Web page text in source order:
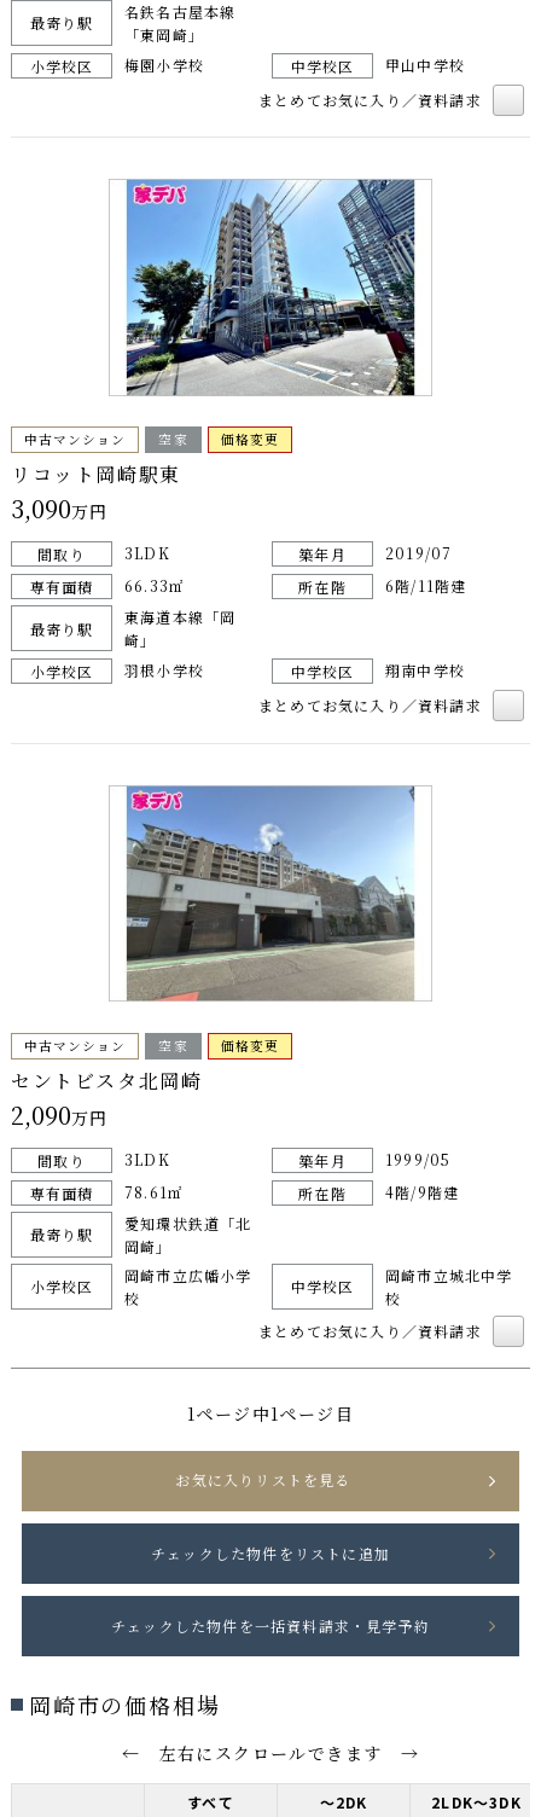
最寄り駅
名鉄名古屋本線
「東岡崎」
小学校区
梅園小学校 中学校区
甲山中学校
まとめてお気に入り／資料請求
中古マンション 空家 価格変更
リコット岡崎駅東
3,090万円
間取り 3LDK 築年月
2019/07
専有面積
66.33㎡ 所在階 6階/11階建
最寄り駅
東海道本線「岡
崎」
小学校区
羽根小学校 中学校区
翔南中学校
まとめてお気に入り／資料請求
中古マンション 空家 価格変更
セントビスタ北岡崎
2,090万円
間取り 3LDK 築年月
1999/05
専有面積
78.61㎡ 所在階 4階/9階建
最寄り駅
愛知環状鉄道「北
岡崎」
小学校区
岡崎市立広幡小学
校
中学校区
岡崎市立城北中学
校
まとめてお気に入り／資料請求
1ページ中1ページ目
お気に入りリストを見る
岡崎市の価格相場
← 左右にスクロールできます →
すべて ～2DK 2LDK～3DK